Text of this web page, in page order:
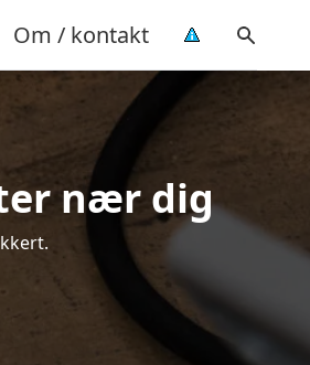
Om / kontakt
nær dig